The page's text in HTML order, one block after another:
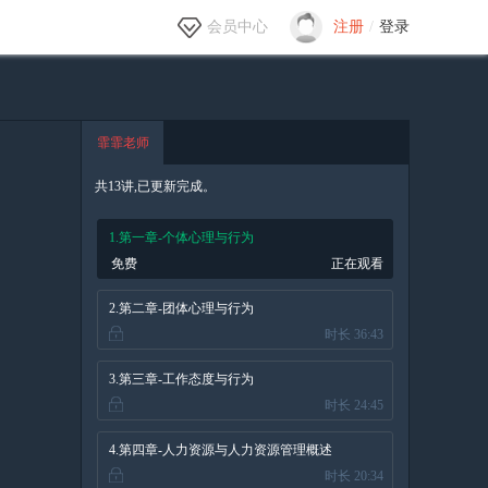
会员中心 注册 / 登录
霏霏老师
共13讲,已更新完成。
1.第一章-个体心理与行为
免费
正在观看
2.第二章-团体心理与行为
时长 36:43
3.第三章-工作态度与行为
时长 24:45
4.第四章-人力资源与人力资源管理概述
时长 20:34